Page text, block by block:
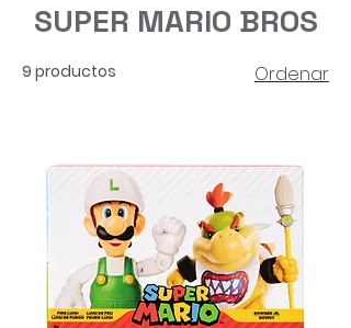
SUPER MARIO BROS
9 productos Ordenar